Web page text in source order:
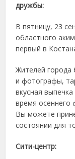
дружбы:
В пятницу, 23
областного
первый в
Жителей города
и фотографы,
вкусная
время осеннего
Вы можете
состоянии для
Сити-центр: